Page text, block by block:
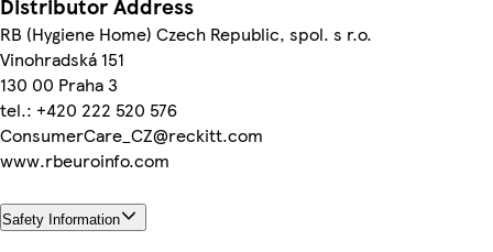
Distributor Address
RB (Hygiene Home) Czech Republic, spol. s r.o.
Vinohradská 151
130 00 Praha 3
tel.: +420 222 520 576
ConsumerCare_CZ@reckitt.com
www.rbeuroinfo.com
Safety Information